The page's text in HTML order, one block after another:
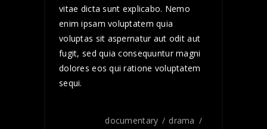
vitae dicta sunt explicabo. Nemo
enim ipsam voluptatem quia
voluptas sit aspernatur aut odit aut
fugit, sed quia consequuntur magni
dolores eos qui ratione voluptatem
sequi.
documentary
drama